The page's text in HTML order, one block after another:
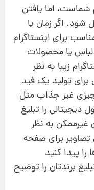
اما یافتن
شود. اگر زمان یا
برای اینستاگرام
لباس یا محصولات
زیبا به نظر
برای تولید یک فید
غیر جذاب مثل
را تبلیغ
به نظر
برای صفحه
را پیدا کنید
برندتان را توضیح